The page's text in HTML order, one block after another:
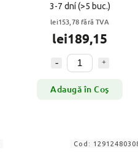
3-7 dní(>5 buc.)
lei153,78 fără TVA
lei189,15
Adaugă în Coş
Cod: